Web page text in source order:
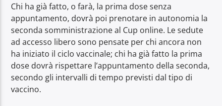
Chi ha già fatto, o farà, la prima dose senza
appuntamento, dovrà poi prenotare in autonomia la
seconda somministrazione al Cup online. Le sedute
ad accesso libero sono pensate per chi ancora non
ha iniziato il ciclo vaccinale; chi ha già fatto la prima
dose dovrà rispettare l’appuntamento della seconda,
secondo gli intervalli di tempo previsti dal tipo di
vaccino.